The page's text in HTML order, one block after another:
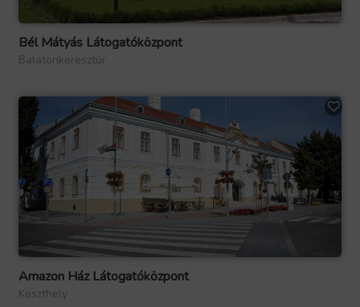
Bél Mátyás Látogatóközpont
Balatonkeresztúr
Amazon Ház Látogatóközpont
Keszthely